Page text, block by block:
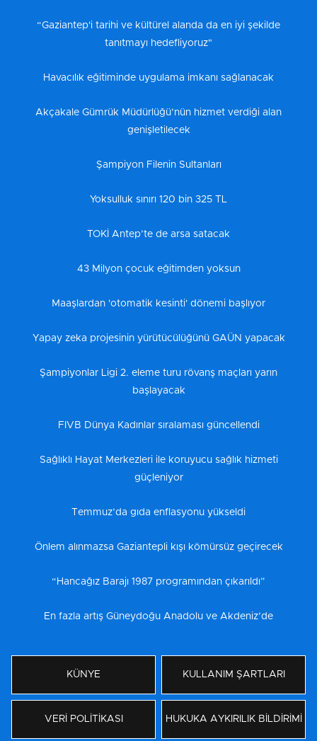
“Gaziantep'i tarihi ve kültürel alanda da en iyi şekilde
tanıtmayı hedefliyoruz"
Havacılık eğitiminde uygulama imkanı sağlanacak
Akçakale Gümrük Müdürlüğü’nün hizmet verdiği alan
genişletilecek
Şampiyon Filenin Sultanları
Yoksulluk sınırı 120 bin 325 TL
TOKİ Antep’te de arsa satacak
43 Milyon çocuk eğitimden yoksun
Maaşlardan 'otomatik kesinti' dönemi başlıyor
Yapay zeka projesinin yürütücülüğünü GAÜN yapacak
Şampiyonlar Ligi 2. eleme turu rövanş maçları yarın
başlayacak
FIVB Dünya Kadınlar sıralaması güncellendi
Sağlıklı Hayat Merkezleri ile koruyucu sağlık hizmeti
güçleniyor
Temmuz’da gıda enflasyonu yükseldi
Önlem alınmazsa Gaziantepli kışı kömürsüz geçirecek
“Hancağız Barajı 1987 programından çıkarıldı”
En fazla artış Güneydoğu Anadolu ve Akdeniz’de
KÜNYE KULLANIM ŞARTLARI
VERİ POLİTİKASI HUKUKA AYKIRILIK BİLDİRİMİ